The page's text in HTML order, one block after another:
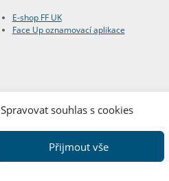
Spravovat souhlas s cookies
Přijmout vše
E-shop FF UK
Face Up oznamovací aplikace